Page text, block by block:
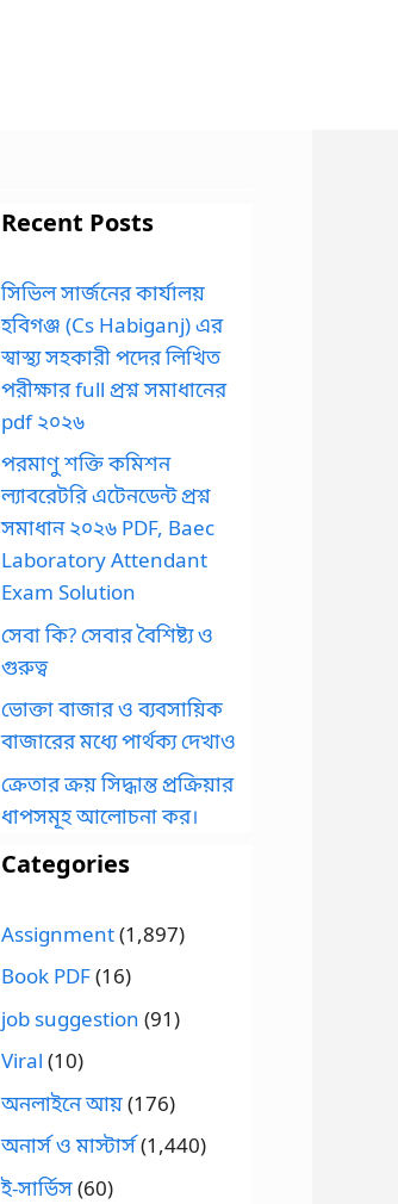
Recent Posts
সিভিল সার্জনের কার্যালয়
হবিগঞ্জ (Cs Habiganj) এর
স্বাস্থ্য সহকারী পদের লিখিত
পরীক্ষার full প্রশ্ন সমাধানের
pdf ২০২৬
পরমাণু শক্তি কমিশন
ল্যাবরেটরি এটেনডেন্ট প্রশ্ন
সমাধান ২০২৬ PDF, Baec
Laboratory Attendant
Exam Solution
সেবা কি? সেবার বৈশিষ্ট্য ও
গুরুত্ব
ভোক্তা বাজার ও ব্যবসায়িক
বাজারের মধ্যে পার্থক্য দেখাও
ক্রেতার ক্রয় সিদ্ধান্ত প্রক্রিয়ার
ধাপসমূহ আলোচনা কর।
Categories
Assignment(1,897)
Book PDF(16)
job suggestion (91)
Viral (10)
অনলাইনে আয়(176)
অনার্স ও মাস্টার্স(1,440)
ই-সার্ভিস(60)